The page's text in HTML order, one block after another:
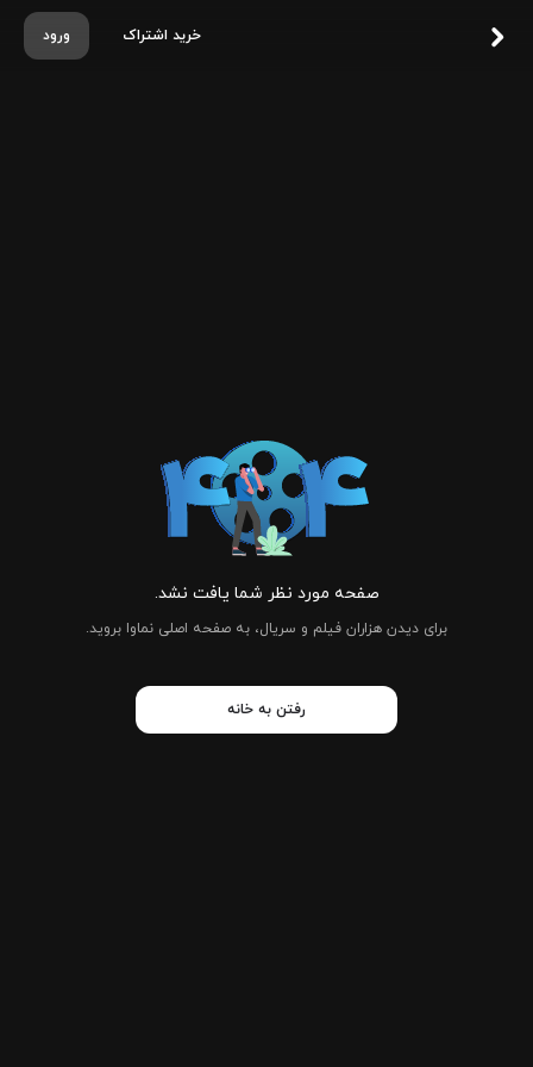
ورود خرید اشتراک
صفحه مورد نظر شما یافت نشد.
برای دیدن هزاران فیلم و سریال، به صفحه اصلی نماوا بروید.
رفتن به خانه